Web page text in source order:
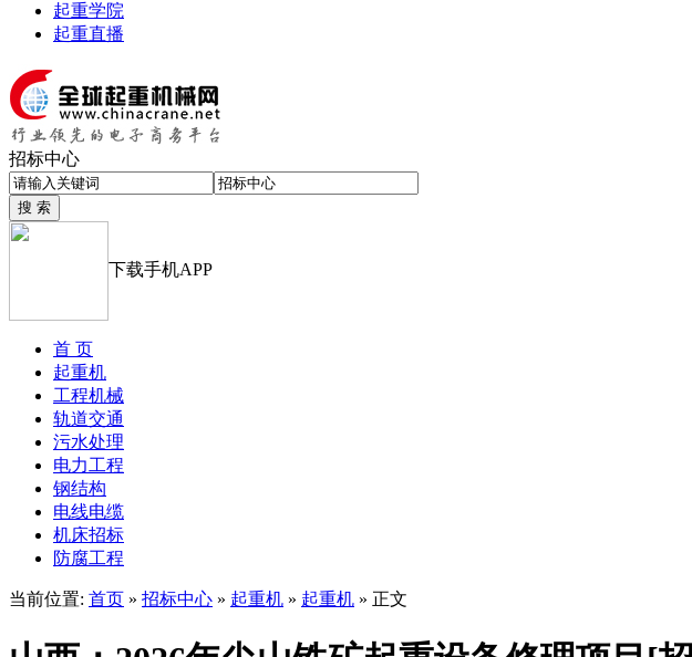
起重学院
起重直播
招标中心
下载手机APP
首 页
起重机
工程机械
轨道交通
污水处理
电力工程
钢结构
电线电缆
机床招标
防腐工程
当前位置: 首页 » 招标中心 » 起重机 » 起重机 » 正文